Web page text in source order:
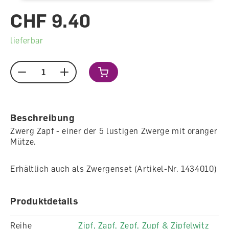
CHF 9.40
lieferbar
Menge
Beschreibung
Zwerg Zapf - einer der 5 lustigen Zwerge mit oranger
Mütze.
Erhältlich auch als Zwergenset (Artikel-Nr. 1434010)
Produktdetails
Reihe
Zipf, Zapf, Zepf, Zupf & Zipfelwitz